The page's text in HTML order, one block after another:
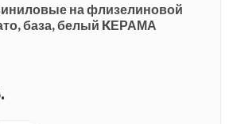
на флизелиновой
база, белый KЕРАМА